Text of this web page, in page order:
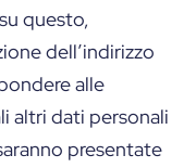
questo,
dell’indirizzo
alle
altri dati personali
presentate